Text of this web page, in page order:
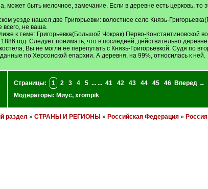
может быть мелочное, замечание. Если в деревне есть церковь, то
уезде нашел две Григорьевки: волостное село Князь-
всего, не ваша.
к теме: Григорьевка(Большой Чокрак) Перво-Константиновской
год. Следует понимать, что в последней, действительно
Вы не могли ее перепутать с Князь-Григорьевкой. Судя по
по Херсонской епархии. А деревня, на 99%, относилась к ней.
Страницы: 1 2 3 4 5 ... ... 41 42 43 44 45 46
Вперед →
Модераторы: Миус, xrompik
раздел » СТРАНЫ И РЕГИОНЫ » Российская Федерация»